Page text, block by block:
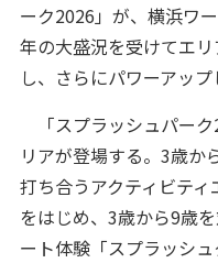
ーク2026」が、横浜ワ
年の大盛況を受けてエ
し、さらにパワーアップ
「スプラッシュパー
リアが登場する。3歳か
打ち合うアクティビティ
をはじめ、3歳から9歳
ート体験「スプラッシ